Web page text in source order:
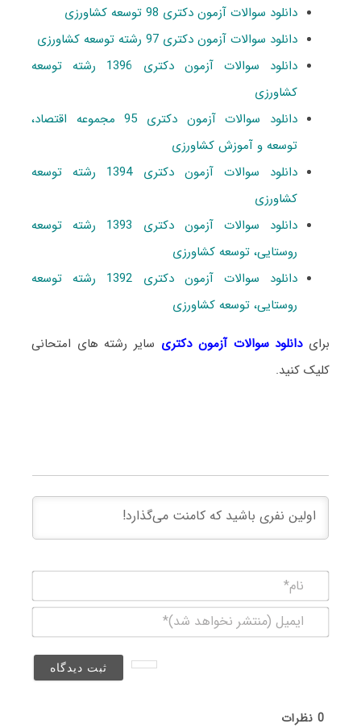
دانلود سوالات آزمون دکتری 98 توسعه کشاورزی
دانلود سوالات آزمون دکتری 97 رشته توسعه کشاورزی
دانلود سوالات آزمون دکتری 1396 رشته توسعه
کشاورزی
دانلود سوالات آزمون دکتری 95 مجموعه اقتصاد،
توسعه و آموزش کشاورزی
دانلود سوالات آزمون دکتری 1394 رشته توسعه
کشاورزی
دانلود سوالات آزمون دکتری 1393 رشته توسعه
روستایی، توسعه کشاورزی
دانلود سوالات آزمون دکتری 1392 رشته توسعه
روستایی، توسعه کشاورزی
برایدانلود سوالات آزمون دکتری سایر رشته های امتحانی
کلیک کنید.
(منتشر
0نظرات